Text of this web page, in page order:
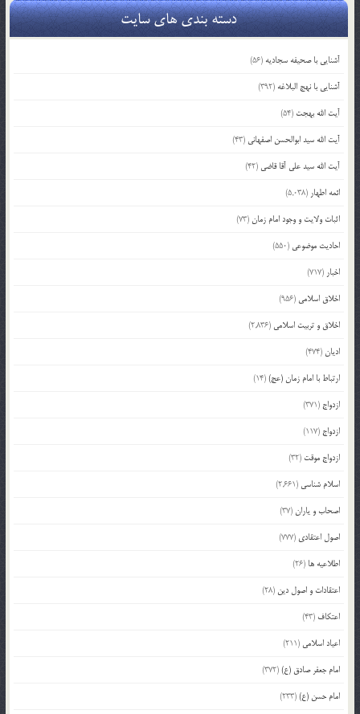
دسته بندی های سایت
آشنایی با صحیفه سجادیه (56)
آشنایی با نهج البلاغه (392)
آیت الله بهجت (54)
آیت الله سید ابوالحسن اصفهانی (43)
آیت الله سید علی آقا قاضی (42)
ائمه اطهار (5,038)
اثبات ولایت و وجود امام زمان(73)
احادیث موضوعی (550)
اخبار (717)
اخلاق اسلامی (956)
اخلاق و تربیت اسلامی (2,836)
ادیان(474)
ارتباط با امام زمان (عج)(14)
ازدواج (371)
ازدواج (117)
ازدواج موقت (32)
اسلام شناسی (2,661)
اصحاب و یاران(37)
اصول اعتقادی (777)
اطلاعیه ها (26)
اعتقادات و اصول دین (28)
اعتکاف (43)
اعیاد اسلامی (211)
امام جعفر صادق (ع)(372)
امام حسن (ع)(233)